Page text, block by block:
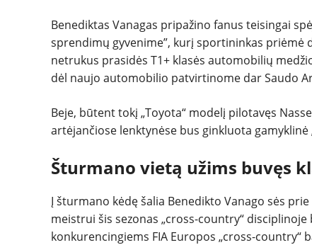
Benediktas Vanagas pripažino fanus teisingai
sprendimų gyvenime”, kurį sportininkas priėmė
netrukus prasidės T1+ klasės automobilių
dėl naujo automobilio patvirtinome dar Saudo
Beje, būtent tokį „Toyota“ modelį pilotavęs
artėjančiose lenktynėse bus ginkluota
Šturmano vietą užims buvęs
Į šturmano kėdę šalia Benedikto Vanago sės
meistrui šis sezonas „cross-country“
konkurencingiems FIA Europos „cross-